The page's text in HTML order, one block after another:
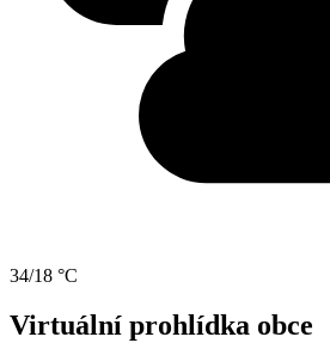
34/18 °C
Virtuální prohlídka obce